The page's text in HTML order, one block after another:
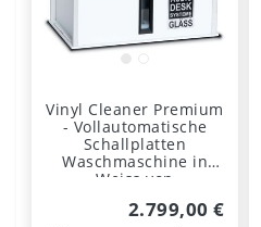
Vinyl Cleaner Premium
- Vollautomatische
Schallplatten
Waschmaschine in
Weiss von
Gläss
2.799,00 €